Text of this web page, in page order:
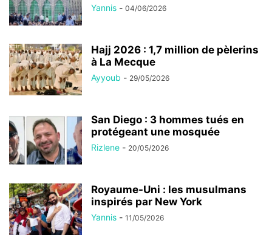
Yannis - 04/06/2026
Hajj 2026 : 1,7 million de pèlerins
à La Mecque
Ayyoub - 29/05/2026
San Diego : 3 hommes tués en
protégeant une mosquée
Rizlene - 20/05/2026
Royaume-Uni : les musulmans
inspirés par New York
Yannis - 11/05/2026